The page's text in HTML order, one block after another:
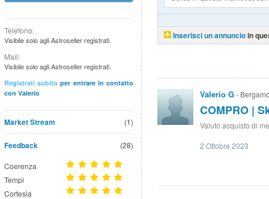
Telefono:
Visibile solo agli Astroseller registrati.
Mail:
Visibile solo agli Astroseller registrati.
Registrati subito per entrare in contatto
con Valerio
(1)
Market Stream
Feedback (28)
Coerenza
Tempi
Cortesia
Inserisci un annuncioin
Valerio G-
COMPRO |
Valuto acquisto di
2 Ottobre 2023